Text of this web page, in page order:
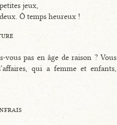
jeux,
Ô temps heureux !
vous pas en âge de raison ? Vous
qui a femme et enfants,